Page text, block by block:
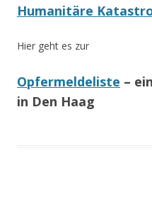
Humanitäre
Hier geht es zur
Opfermeldeliste –
in Den Haag